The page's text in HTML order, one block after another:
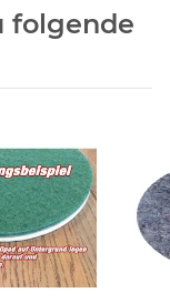
folgende